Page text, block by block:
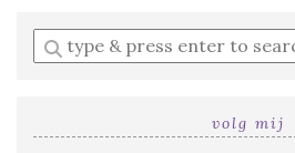
Enter
a
volg mij